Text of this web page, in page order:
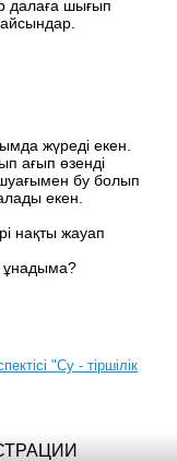
далаға шығып
жүреді екен.
ағып өзенді
бу болып
екен.
нақты жауап
ұнадыма?
"Су - тіршілік